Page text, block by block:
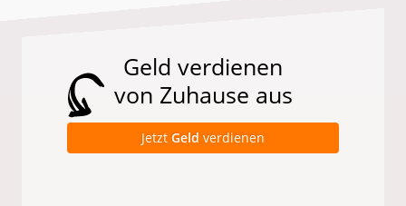
Geld verdienen
von Zuhause aus
Jetzt Geld verdienen